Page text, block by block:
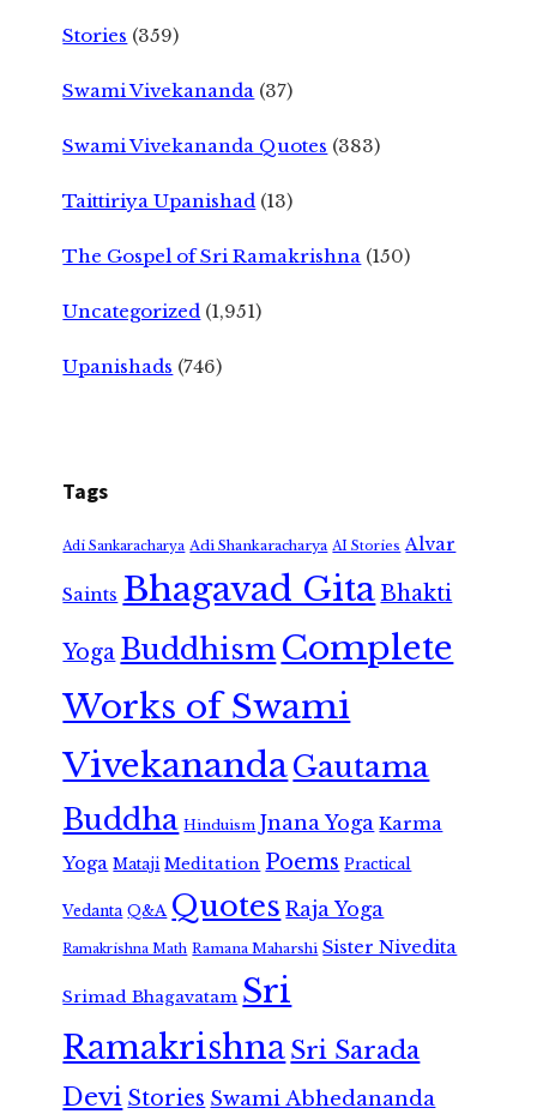
Stories (359)
Swami Vivekananda (37)
Swami Vivekananda Quotes (383)
Taittiriya Upanishad (13)
The Gospel of Sri Ramakrishna (150)
Uncategorized (1,951)
Upanishads (746)
Tags
Adi Sankaracharya Adi Shankaracharya AI Stories Alvar
Saints Bhagavad GitaBhakti
Yoga Buddhism Complete
Works of Swami
VivekanandaGautama
Buddha Hinduism Jnana Yoga Karma
Yoga Mataji Meditation Poems Practical
Vedanta Q&A Quotes Raja Yoga
Ramakrishna Math Ramana Maharshi Sister Nivedita
Srimad Bhagavatam Sri
RamakrishnaSri Sarada
Devi Stories Swami Abhedananda